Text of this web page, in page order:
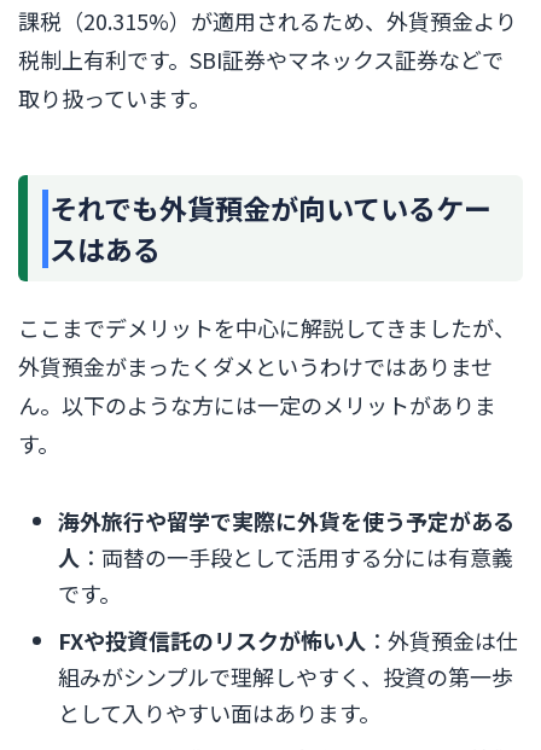
課税（20.315%）が適用されるため、外貨預金より
税制上有利です。SBI証券やマネックス証券などで
取り扱っています。
それでも外貨預金が向いているケー
スはある
ここまでデメリットを中心に解説してきましたが、
外貨預金がまったくダメというわけではありませ
ん。以下のような方には一定のメリットがありま
す。
海外旅行や留学で実際に外貨を使う予定がある
人 ：両替の一手段として活用する分には有意義
です。
FXや投資信託のリスクが怖い人 ：外貨預金は仕
組みがシンプルで理解しやすく、投資の第一歩
として入りやすい面はあります。